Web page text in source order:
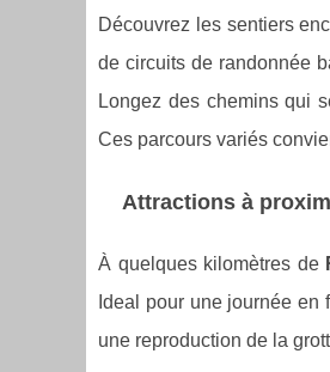
Découvrez les sentiers
de circuits de randonnée
Longez des chemins qui
Ces parcours variés
Attractions à
À quelques kilomètres de
Ideal pour une journée
une reproduction de la